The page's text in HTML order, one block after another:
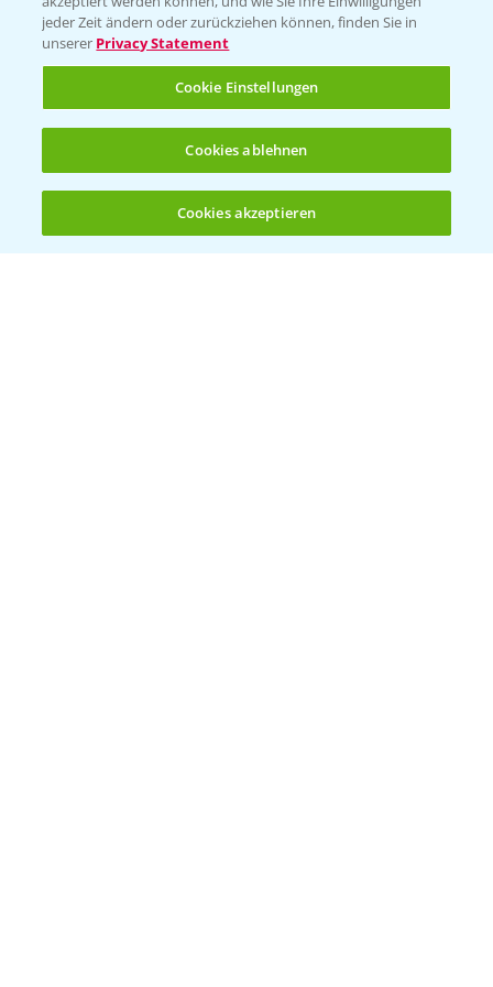
(noch 4)
Ackerbau
Saatgut
Sonderkulturen
Verantwortung & Sorgfalt
PAMIRA - Packmittelrücknahme
Sammelstellen und Termine
jeder Zeit ändern oder zurückziehen können, finden Sie in
unserer Privacy Statement
Cookie Einstellungen
Cookies ablehnen
Cookies akzeptieren